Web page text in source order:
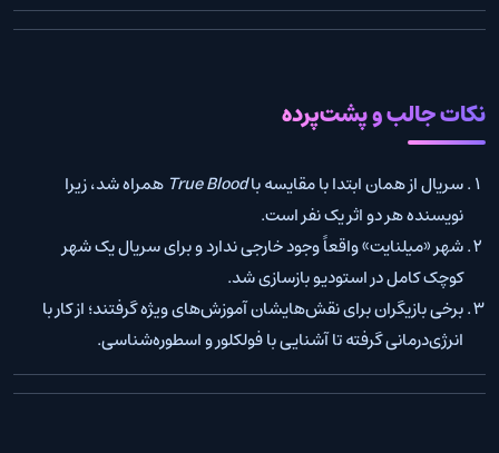
نکات جالب و پشت‌پرده
سریال از همان ابتدا با مقایسه باTrue Blood همراه شد، زیرا
نویسنده هر دو اثر یک نفر است.
شهر «میلنایت» واقعاً وجود خارجی ندارد و برای سریال یک شهر
کوچک کامل در استودیو بازسازی شد.
برخی بازیگران برای نقش‌هایشان آموزش‌های ویژه گرفتند؛ از کار با
انرژی‌درمانی گرفته تا آشنایی با فولکلور و اسطوره‌شناسی.